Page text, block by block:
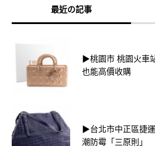
最近の記事
▶桃園市 桃園火車
也能高價收購
▶台北市中正區捷
潮防霉「三原則」